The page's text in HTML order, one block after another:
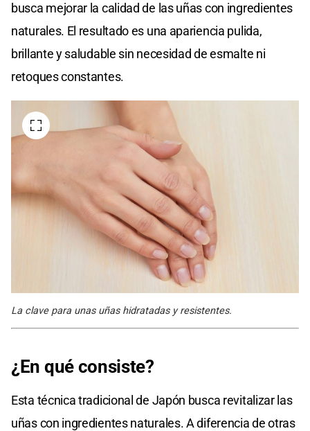
busca mejorar la calidad de las uñas con ingredientes
naturales. El resultado es una apariencia pulida,
brillante y saludable sin necesidad de esmalte ni
retoques constantes.
La clave para unas uñas hidratadas y resistentes.
¿En qué consiste?
Esta técnica tradicional de Japón busca revitalizar las
uñas con ingredientes naturales. A diferencia de otras